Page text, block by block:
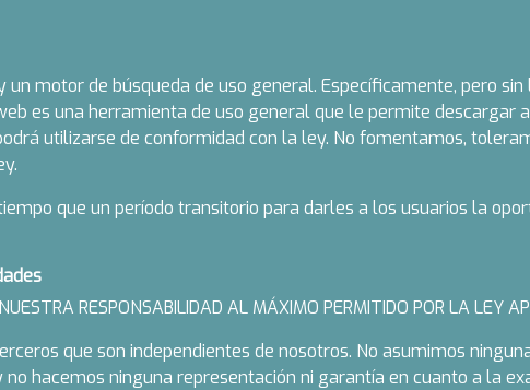
motor de búsqueda de uso general. Específicamente, pero
es una herramienta de uso general que le permite descargar
utilizarse de conformidad con la ley. No fomentamos,
que un período transitorio para darles a los usuarios la
RESPONSABILIDAD AL MÁXIMO PERMITIDO POR LA LEY
que son independientes de nosotros. No asumimos
hacemos ninguna representación ni garantía en cuanto a la